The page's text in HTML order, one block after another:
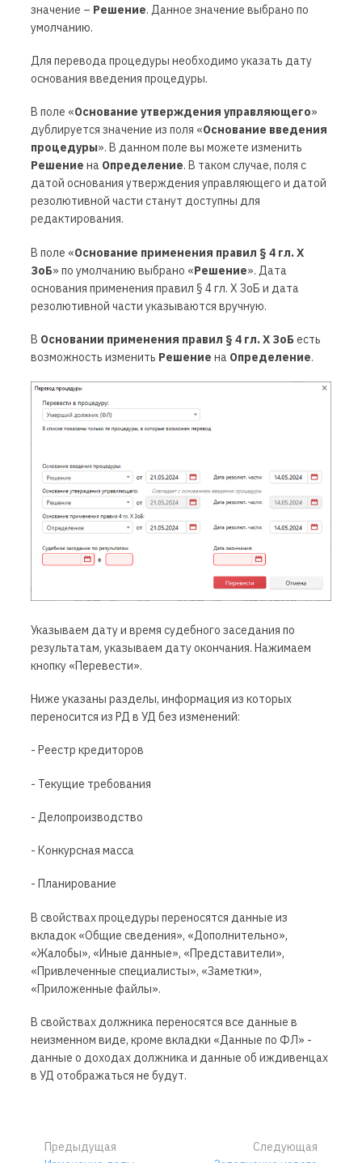
значение – Решение. Данное значение выбрано по
умолчанию.
Для перевода процедуры необходимо указать дату
основания введения процедуры.
В поле «Основание утверждения управляющего»
дублируется значение из поля «Основание введения
процедуры». В данном поле вы можете изменить
Решение на Определение. В таком случае, поля с
датой основания утверждения управляющего и датой
резолютивной части станут доступны для
редактирования.
В поле «Основание применения правил § 4 гл. Х
ЗоБ» по умолчанию выбрано «Решение». Дата
основания применения правил § 4 гл. Х ЗоБ и дата
резолютивной части указываются вручную.
В Основании применения правил § 4 гл. Х ЗоБ есть
возможность изменить Решение на Определение.
Указываем дату и время судебного заседания по
результатам, указываем дату окончания. Нажимаем
кнопку «Перевести».
Ниже указаны разделы, информация из которых
переносится из РД в УД без изменений:
- Реестр кредиторов
- Текущие требования
- Делопроизводство
- Конкурсная масса
- Планирование
В свойствах процедуры переносятся данные из
вкладок «Общие сведения», «Дополнительно»,
«Жалобы», «Иные данные», «Представители»,
«Привлеченные специалисты», «Заметки»,
«Приложенные файлы».
В свойствах должника переносятся все данные в
неизменном виде, кроме вкладки «Данные по ФЛ» -
данные о доходах должника и данные об иждивенцах
в УД отображаться не будут.
Предыдущая
Следующая